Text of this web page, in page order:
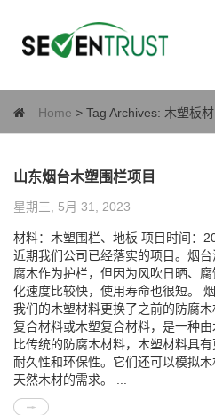
Home > Tag Archives: 木塑板材
山东烟台木塑围栏项目
星期三, 5月 31, 2023
材料：木塑围栏、地板 项目时间：
近期我们公司已经落实的项目。烟
腐木作为护栏，但因为风吹日晒、
化速度比较快，使用寿命也很短。
我们的木塑材料更换了之前的防腐
复合材料或木塑复合材料，是一种
比传统的防腐木材料，木塑材料具
耐久性和环保性。它们还可以模拟
天然木材的需求。 ...